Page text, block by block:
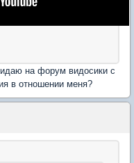
на форум видосики с
в отношении меня?